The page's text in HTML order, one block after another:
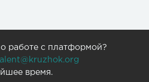
работе с платформой?
время.